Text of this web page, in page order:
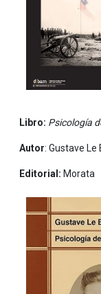
Libro: Psicología
Autor: Gustave Le
Editorial: Morata